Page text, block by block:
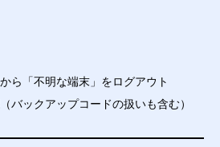
ら「不明な端末」をログアウト
バックアップコードの扱いも含む）